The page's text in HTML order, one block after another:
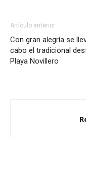
Artículo anterior
Con gran alegría se
cabo el tradicional
Playa Novillero